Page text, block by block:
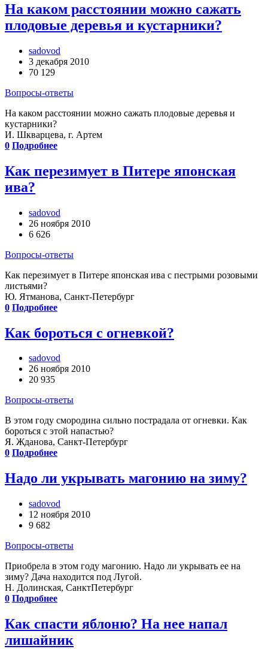
На каком расстоянии можно сажать
плодовые деревья и кустарники?
sadovod
3 декабря 2010
70 129
Вопросы-ответы
На каком расстоянии можно сажать плодовые деревья и
кустарники?
И. Шкварцева, г. Артем
0 Подробнее
Как перезимует в Питере японская
ива?
sadovod
26 ноября 2010
6 626
Вопросы-ответы
Как перезимует в Питере японская ива с пестрыми розовыми
листьями?
Ю. Ятманова, Санкт-Петербург
0 Подробнее
Как бороться с огневкой?
sadovod
26 ноября 2010
20 935
Вопросы-ответы
В этом году смородина сильно пострадала от огневки. Как
бороться с этой напастью?
Я. Жданова, Санкт-Петербург
0 Подробнее
Надо ли укрывать магонию на зиму?
sadovod
12 ноября 2010
9 682
Вопросы-ответы
Приобрела в этом году магонию. Надо ли укрывать ее на
зиму? Дача находится под Лугой.
Н. Долинская, СанктПетербург
0 Подробнее
Как спасти яблоню? На нее напал
лишайник